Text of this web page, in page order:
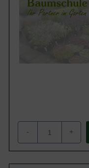
- +